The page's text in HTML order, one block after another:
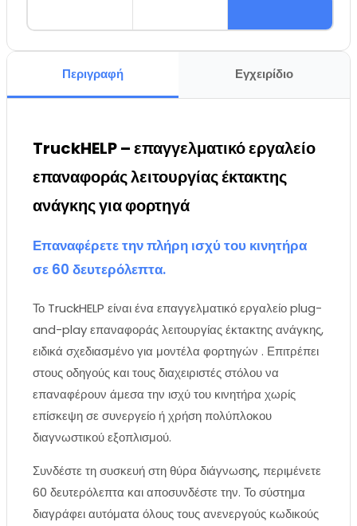
Περιγραφή Εγχειρίδιο
TruckHELP – επαγγελματικό εργαλείο
επαναφοράς λειτουργίας έκτακτης
ανάγκης για φορτηγά
Επαναφέρετε την πλήρη ισχύ του κινητήρα
σε 60 δευτερόλεπτα.
Το TruckHELP είναι ένα επαγγελματικό εργαλείο plug-
and-play επαναφοράς λειτουργίας έκτακτης ανάγκης,
ειδικά σχεδιασμένο για μοντέλα φορτηγών . Επιτρέπει
στους οδηγούς και τους διαχειριστές στόλου να
επαναφέρουν άμεσα την ισχύ του κινητήρα χωρίς
επίσκεψη σε συνεργείο ή χρήση πολύπλοκου
διαγνωστικού εξοπλισμού.
Συνδέστε τη συσκευή στη θύρα διάγνωσης, περιμένετε
60 δευτερόλεπτα και αποσυνδέστε την. Το σύστημα
διαγράφει αυτόματα όλους τους ανενεργούς κωδικούς